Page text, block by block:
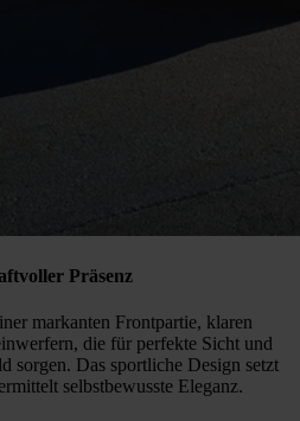
Präsenz
markanten Frontpartie, klaren
die für perfekte Sicht und
sorgen. Das sportliche Design setzt
selbstbewusste Eleganz.